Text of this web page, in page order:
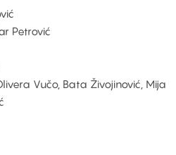
Petrović
Vučo, Bata Živojinović, Mija